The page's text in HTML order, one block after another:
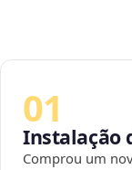
01
Instalação
Comprou um